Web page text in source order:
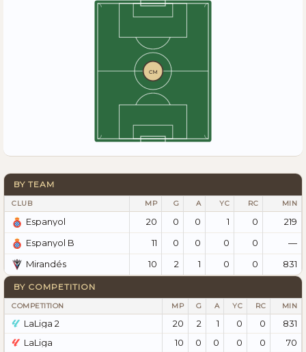
CM
BY TEAM
CLUB MP G A YC RC MIN
Espanyol 20 0 0 1 0
219
Espanyol B
11 0 0 0 0
—
Mirandés
10 2 1 0 0 831
BY COMPETITION
COMPETITION MP G A YC RC MIN
LaLiga 2 20 2 1 0 0
831
LaLiga
10 0 0 0 0
70